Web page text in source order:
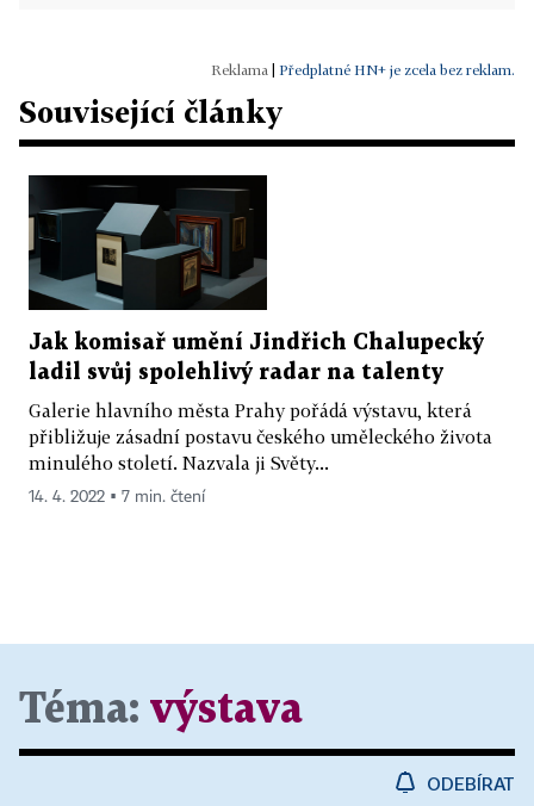
Předplatné HN+ je zcela bez reklam.
Související články
Jak komisař umění Jindřich Chalupecký
ladil svůj spolehlivý radar na talenty
Galerie hlavního města Prahy pořádá výstavu, která
přibližuje zásadní postavu českého uměleckého života
minulého století. Nazvala ji Světy...
14. 4. 2022 ▪ 7 min. čtení
Téma: výstava
ODEBÍRAT